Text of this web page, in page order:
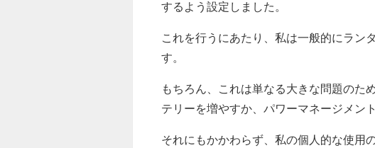
するよう設定しました。
これを行うにあたり、私は一般的にラン
す。
もちろん、これは単なる大きな問題のた
テリーを増やすか、パワーマネージメン
それにもかかわらず、私の個人的な使用